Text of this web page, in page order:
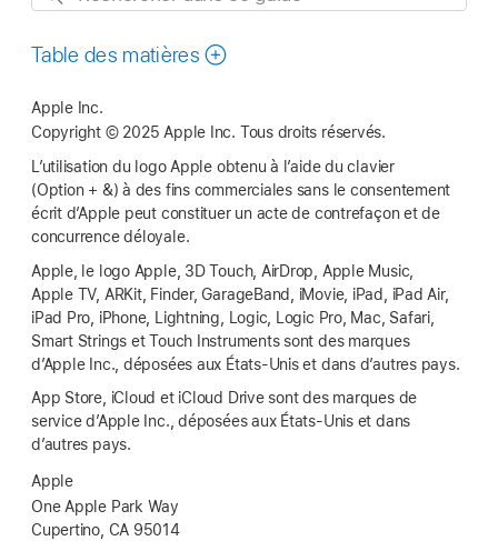
ce
Table des matières
Apple Inc.
Copyright © 2025 Apple Inc. Tous droits réservés.
L’utilisation du logo Apple obtenu à l’aide du clavier
(Option + &) à des fins commerciales sans le consentement
écrit d’Apple peut constituer un acte de contrefaçon et de
concurrence déloyale.
Apple, le logo Apple, 3D Touch, AirDrop, Apple Music,
Apple TV, ARKit, Finder, GarageBand, iMovie, iPad, iPad Air,
iPad Pro, iPhone, Lightning, Logic, Logic Pro, Mac, Safari,
Smart Strings et Touch Instruments sont des marques
d’Apple Inc., déposées aux États-Unis et dans d’autres pays.
App Store, iCloud et iCloud Drive sont des marques de
service d’Apple Inc., déposées aux États-Unis et dans
d’autres pays.
Apple
One Apple Park Way
Cupertino, CA 95014